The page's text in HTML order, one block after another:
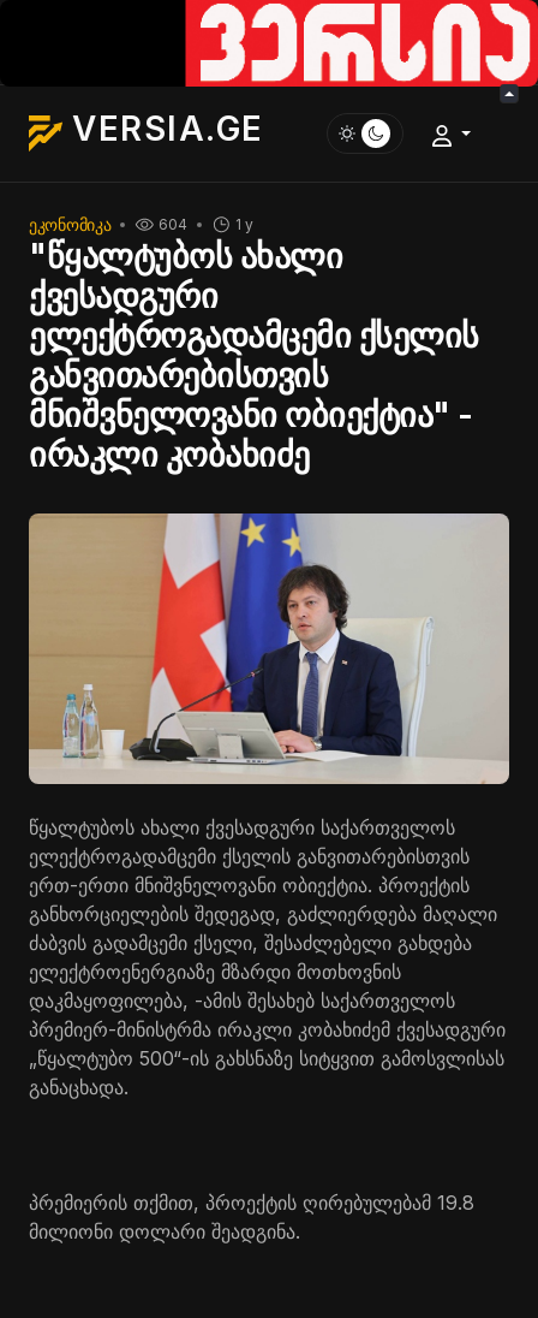
VERSIA.GE
ᲔᲙᲝᲜᲝᲛᲘᲙᲐ 1 y
604
"წყალტუბოს ახალი
ქვესადგური
ელექტროგადამცემი ქსელის
განვითარებისთვის
მნიშვნელოვანი ობიექტია" -
ირაკლი კობახიძე
წყალტუბოს ახალი ქვესადგური საქართველოს
ელექტროგადამცემი ქსელის განვითარებისთვის
ერთ-ერთი მნიშვნელოვანი ობიექტია. პროექტის
განხორციელების შედეგად, გაძლიერდება მაღალი
ძაბვის გადამცემი ქსელი, შესაძლებელი გახდება
ელექტროენერგიაზე მზარდი მოთხოვნის
დაკმაყოფილება, -ამის შესახებ საქართველოს
პრემიერ-მინისტრმა ირაკლი კობახიძემ ქვესადგური
„წყალტუბო 500“-ის გახსნაზე სიტყვით გამოსვლისას
განაცხადა.
პრემიერის თქმით, პროექტის ღირებულებამ 19.8
მილიონი დოლარი შეადგინა.